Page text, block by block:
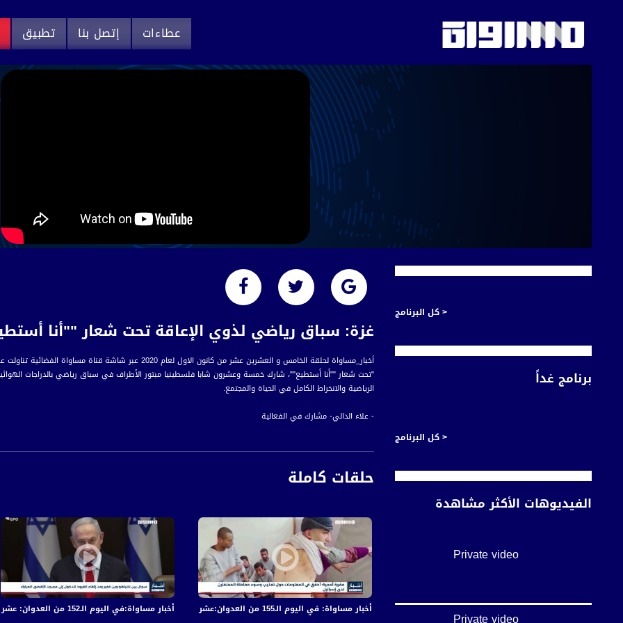
عطاءات إتصل بنا تطبيق
غزة: سباق رياضي لذوي الإعاقة تحت شعار ""أنا
اَخبار_مساواة لحلقة الخامس و العشرين عشر من كانون الاول لعام 2020 عبر شاشة قناة مساواة الفضائية تناولت عنوان :غزة: سباق رياضي لذوي الإعاقة تحت شعار ""أنا أستطيع""
"تحت شعار ""أنا أستطيع""، شارك خمسة وعشرون شابا فلسطينيا مبتور الأطراف في سباق رياضي بالدراجات
الرياضية والانخراط الكامل في الحياة والمجتمع.
- علاء الدالي- مشارك في الفعالية
جاء ذلك بتنظيم من جمعية التأهيل والتدريب الاجتماعي بالتعاون مع جمعية العون الطبي، في مخيم النصيرات
- كمال أبو شاويش- رئيس مجلس إدارة جمعية التأهيل والتدريب الاجتماعي
ويحمل هذا السباق الذي جاء ضمن سلسلة فعاليات لإحياء يوم المعاق، رسالة للمجتمع بأهمية دعم وتسليط
"
أخبار مساواة هي نشرة إخبارية يومية على مدار الساعة لأبرز القضايا الاجتماعية، الاقتصادية، الثقافية
حلقات كاملة
أخبار مساواة:في اليوم الـ152 من العدوان: عشرات الشهداء والجرحى في قصف الاحتلال المتواصل على قطاع غزة أخبار مساواة: في اليوم الـ155 من العدوان:عشرات الشهداء والجرحى في قصف الاحتلال المتواصل على قطاع غزة
< كل البرنامج
برنامج غداً
< كل البرنامج
الفيديوهات الأكثر مشاهدة
Private video